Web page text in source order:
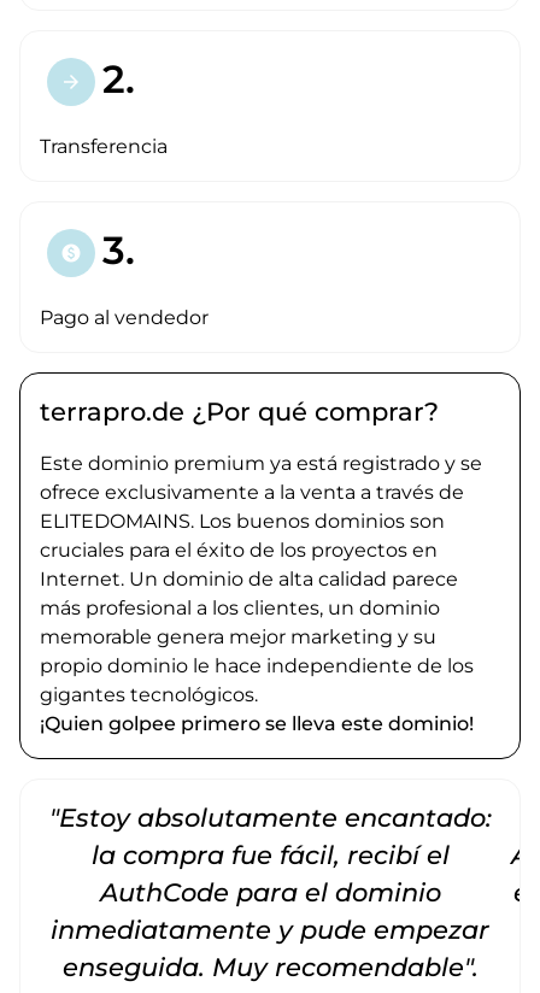
arrow_forward 2.
Transferencia
paid 3.
Pago al vendedor
terrapro.de ¿Por qué comprar?
Este dominio premium ya está registrado y se
ofrece exclusivamente a la venta a través de
ELITEDOMAINS. Los buenos dominios son
cruciales para el éxito de los proyectos en
Internet. Un dominio de alta calidad parece
más profesional a los clientes, un dominio
memorable genera mejor marketing y su
propio dominio le hace independiente de los
gigantes tecnológicos.
¡Quien golpee primero se lleva este dominio!
"Estoy absolutamente encantado:
la compra fue fácil, recibí el
AuthCode para el dominio
inmediatamente y pude empezar
enseguida. Muy recomendable".